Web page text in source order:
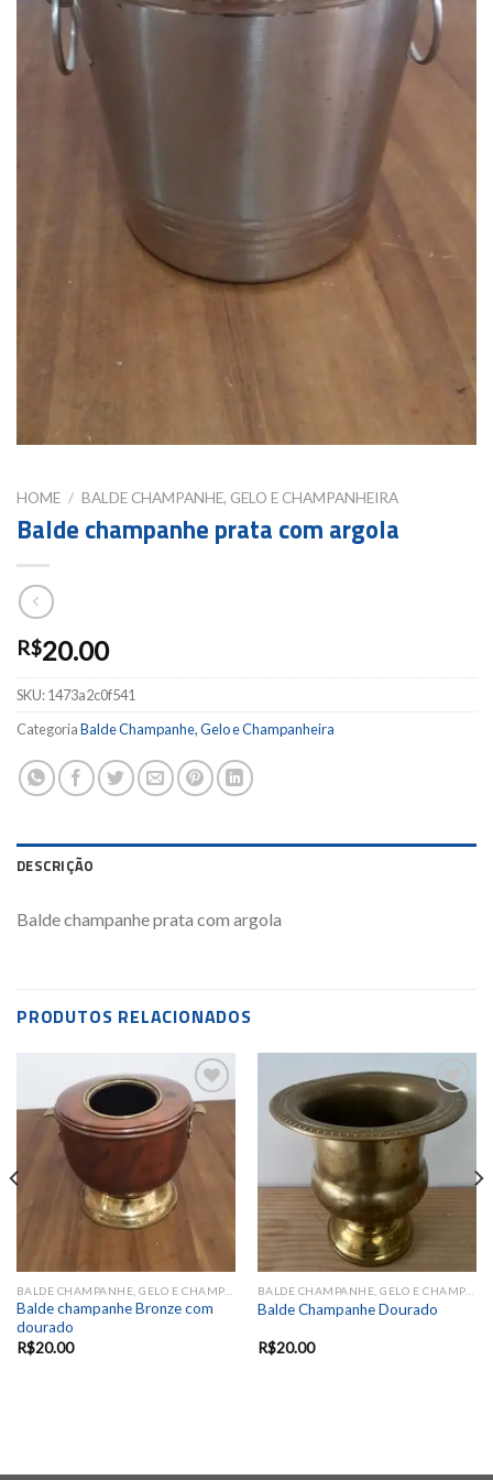
HOME / BALDE CHAMPANHE, GELO E CHAMPANHEIRA
Balde champanhe prata com argola
R$20.00
SKU:1473a2c0f541
CategoriaBalde Champanhe, Gelo e Champanheira
DESCRIÇÃO
Balde champanhe prata com argola
PRODUTOS RELACIONADOS
Add to
wishlist
BALDE CHAMPANHE, GELO E CHAMPANHEIRA
Balde champanhe Bronze com
dourado
R$20.00
Add to
wishlist
BALDE CHAMPANHE, GELO E CHAMPANHEIRA
Balde Champanhe Dourado
R$20.00